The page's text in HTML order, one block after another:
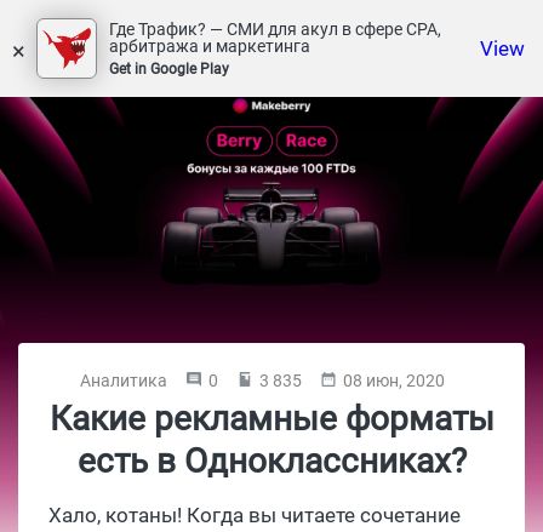
×
Где Трафик? — СМИ для акул в сфере СРА,
арбитража и маркетинга
Get in Google Play
View
Аналитика 0 3 835 08 июн, 2020
Какие рекламные форматы
есть в Одноклассниках?
Хало, котаны! Когда вы читаете сочетание